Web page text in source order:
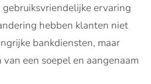
ervaring
hebben klanten niet
bankdiensten, maar
een soepel en aangenaam